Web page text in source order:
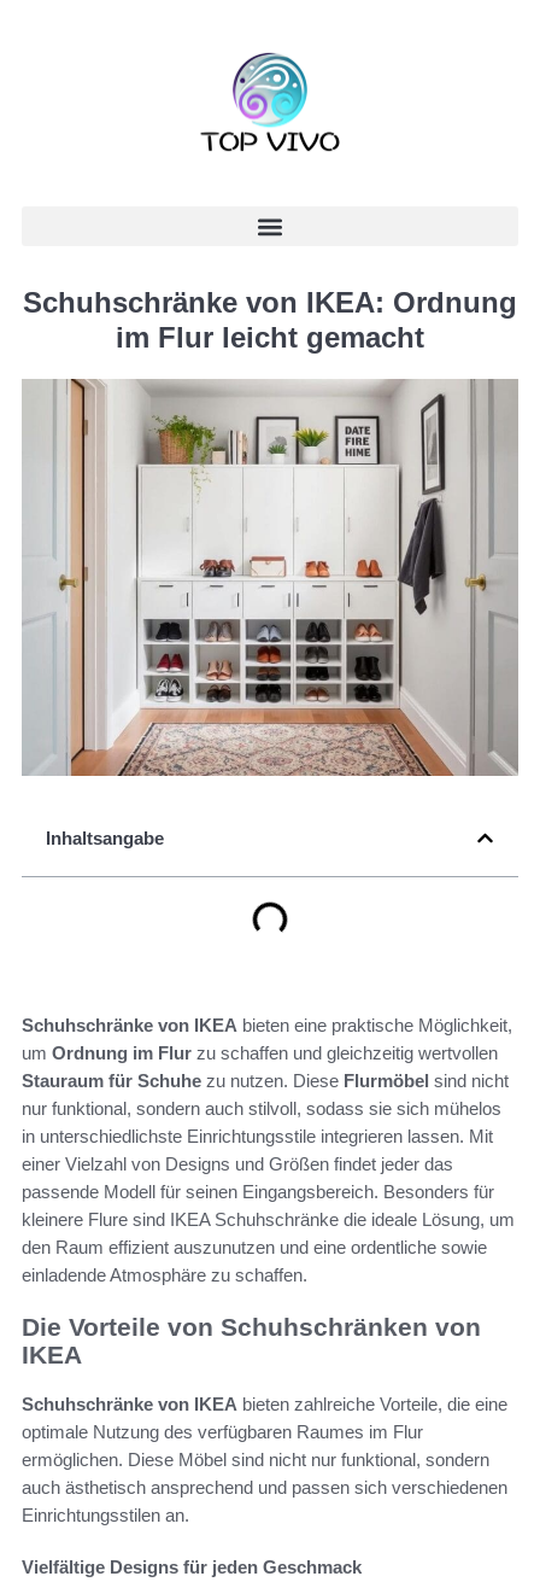
Schuhschränke von IKEA: Ordnung
im Flur leicht gemacht
Inhaltsangabe
Schuhschränke von IKEA bieten eine praktische Möglichkeit,
um Ordnung im Flur zu schaffen und gleichzeitig wertvollen
Stauraum für Schuhe zu nutzen. Diese Flurmöbel sind nicht
nur funktional, sondern auch stilvoll, sodass sie sich mühelos
in unterschiedlichste Einrichtungsstile integrieren lassen. Mit
einer Vielzahl von Designs und Größen findet jeder das
passende Modell für seinen Eingangsbereich. Besonders für
kleinere Flure sind IKEA Schuhschränke die ideale Lösung, um
den Raum effizient auszunutzen und eine ordentliche sowie
einladende Atmosphäre zu schaffen.
Die Vorteile von Schuhschränken von
IKEA
Schuhschränke von IKEA bieten zahlreiche Vorteile, die eine
optimale Nutzung des verfügbaren Raumes im Flur
ermöglichen. Diese Möbel sind nicht nur funktional, sondern
auch ästhetisch ansprechend und passen sich verschiedenen
Einrichtungsstilen an.
Vielfältige Designs für jeden Geschmack